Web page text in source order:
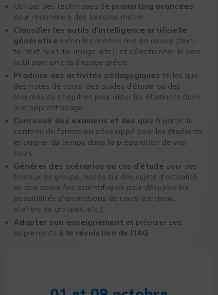
Utiliser des techniques de prompting avancées
pour répondre à des besoins métier.
Classifier les outils d’intelligence artificielle
générative selon les médias mis en œuvre (text-
to-text, text-to-image, etc.), et sélectionner le bon
outil pour un cas d’usage précis.
Produire des activités pédagogiques telles que
des notes de cours, des guides d’étude, ou des
résumés de chapitres pour aider les étudiants dans
leur apprentissage.
Concevoir des examens et des quiz à partir du
contenu de formation développé pour les étudiants
et gagner du temps dans la préparation de vos
cours
Générer des scénarios ou cas d’étude pour des
travaux de groupe, basés sur des sujets d’actualité
ou des avancées scientifiques pour décupler les
possibilités d’animations de cours (contenu,
ateliers de groupes, etc.)
Adapter son enseignement et préparer ses
apprenants à la révolution de l’IAG